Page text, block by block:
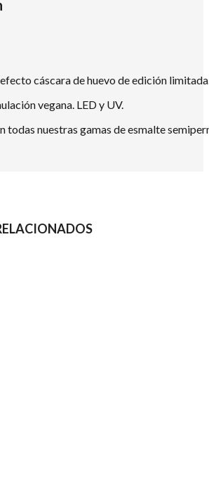
cáscara de huevo de edición
vegana. LED y UV.
todas nuestras gamas de esmalte